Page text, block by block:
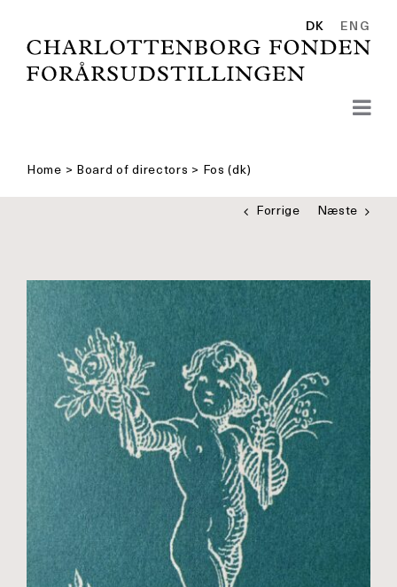
content
DK ENG
Home > Board of directors > Fos (dk)
Forrige Næste
Se
større
billede